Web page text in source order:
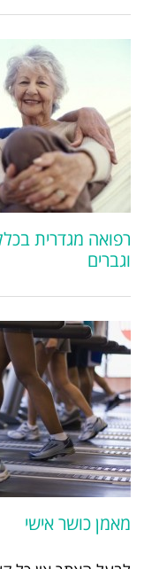
רפואה מגדרית
וגברים
מאמן כושר אישי